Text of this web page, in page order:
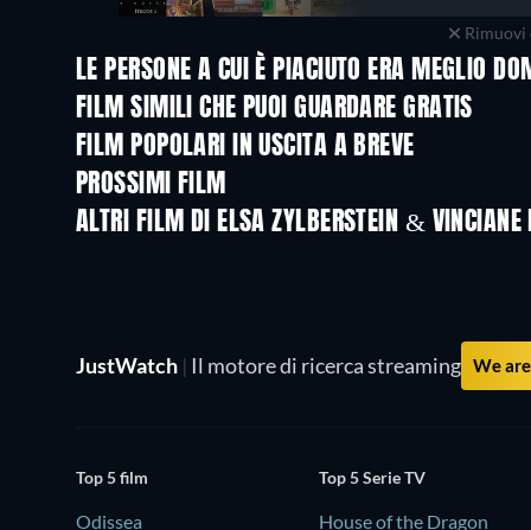
Rimuovi
LE PERSONE A CUI È PIACIUTO ERA MEGLIO
FILM SIMILI CHE PUOI GUARDARE GRATIS
FILM POPOLARI IN USCITA A BREVE
PROSSIMI FILM
ALTRI FILM DI ELSA ZYLBERSTEIN & VINCIANE
JustWatch | Il motore di ricerca streaming We
Top 5 film
Odissea
Top 5 Serie TV
House of the Dragon